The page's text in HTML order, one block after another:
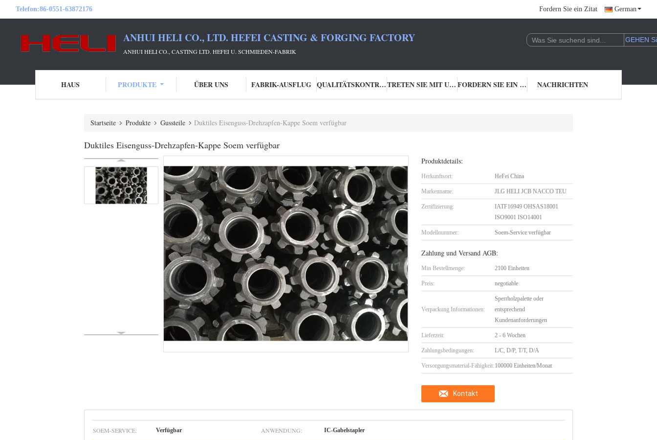
Telefon:86-0551-63872176 Fordern Sie ein Zitat German
ANHUI HELI CO., LTD. HEFEI CASTING & FORGING FACTORY
ANHUI HELI CO., CASTING LTD. HEFEI U. SCHMIEDEN-FABRIK
HAUS PRODUKTE ÜBER UNS FABRIK-AUSFLUG QUALITÄTSKONTROLLE TRETEN SIE MIT UNS IN VERBINDUNG FORDERN SIE EIN ZITAT NACHRICHTEN
Startseite Produkte Gussteile Duktiles Eisenguss-Drehzapfen-Kappe Soem verfügbar
Duktiles Eisenguss-Drehzapfen-Kappe Soem verfügbar
Produktdetails:
Herkunftsort: HeFei China
Markenname: JLG HELI JCB NACCO TEU
Zertifizierung:
IATF16949 OHSAS18001
ISO9001 ISO14001
Modellnummer: Soem-Service verfügbar
Zahlung und Versand AGB:
Min Bestellmenge: 2100 Einheiten
Preis: negotiable
Verpackung Informationen:
Sperrholzpalette oder
entsprechend
Kundenanforderungen
Lieferzeit: 2 - 6 Wochen
Zahlungsbedingungen: L/C, D/P, T/T, D/A
Versorgungsmaterial-Fähigkeit: 100000 Einheiten/Monat
Kontakt
SOEM-SERVICE: Verfügbar ANWENDUNG: IC-Gabelstapler